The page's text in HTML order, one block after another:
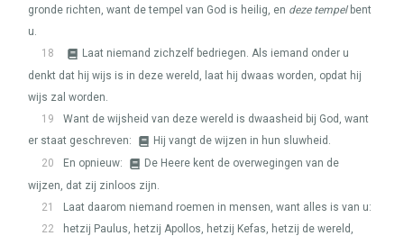
gronde richten, want de tempel van God is heilig, en deze tempelbent
u.
18
Laat niemand zichzelf bedriegen. Als iemand onder u
denkt dat hij wijs is in deze wereld, laat hij dwaas worden, opdat hij
wijs zal worden.
19
Want de wijsheid van deze wereld is dwaasheid bij God, want
er staat geschreven:
Hij vangt de wijzen in hun sluwheid.
20
En opnieuw:
De Heere kent de overwegingen van de
wijzen, dat zij zinloos zijn.
21
Laat daarom niemand roemen in mensen, want alles is van u:
22
hetzij Paulus, hetzij Apollos, hetzij Kefas, hetzij de wereld,